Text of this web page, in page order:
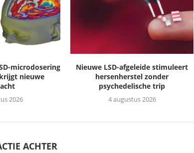
microdosering
nieuwe
2026
Nieuwe LSD-afgeleide stimuleert
hersenherstel zonder
psychedelische trip
4 augustus 2026
ACHTER